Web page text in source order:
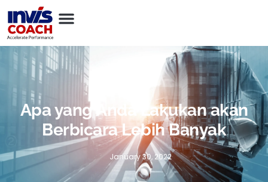
Apa yang Anda Lakukan akan
Berbicara Lebih Banyak
January 30, 2022